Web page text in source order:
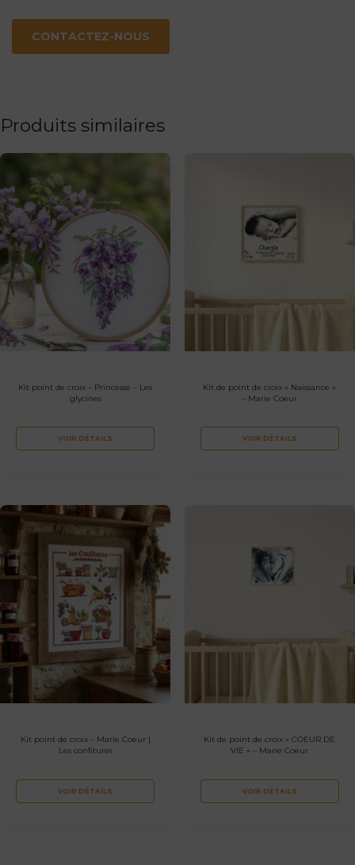
CONTACTEZ-NOUS
Produits similaires
Kit point de croix – Princesse – Les
glycines
VOIR DÉTAILS
Kit de point de croix « Naissance »
– Marie Coeur
VOIR DÉTAILS
Kit point de croix – Marie Coeur |
Les confitures
VOIR DÉTAILS
Kit de point de croix « COEUR DE
VIE » – Marie Coeur
VOIR DÉTAILS